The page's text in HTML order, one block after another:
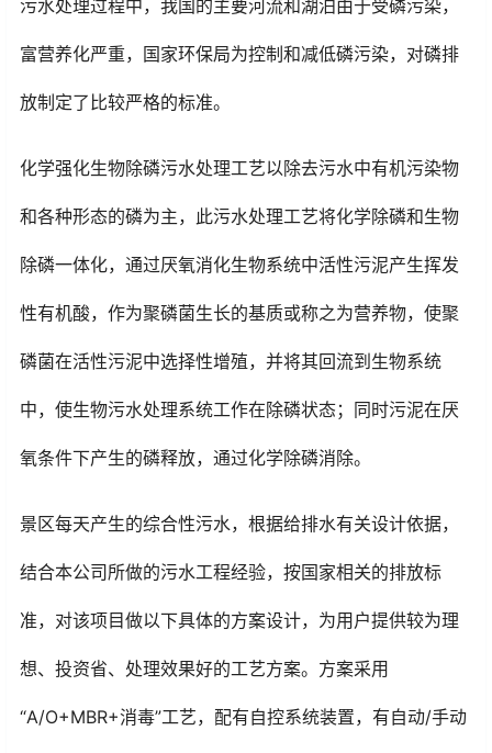
污水处理过程中，我国的主要河流和湖泊由于受磷污染，
富营养化严重，国家环保局为控制和减低磷污染，对磷排
放制定了比较严格的标准。
化学强化生物除磷污水处理工艺以除去污水中有机污染物
和各种形态的磷为主，此污水处理工艺将化学除磷和生物
除磷一体化，通过厌氧消化生物系统中活性污泥产生挥发
性有机酸，作为聚磷菌生长的基质或称之为营养物，使聚
磷菌在活性污泥中选择性增殖，并将其回流到生物系统
中，使生物污水处理系统工作在除磷状态；同时污泥在厌
氧条件下产生的磷释放，通过化学除磷消除。
景区每天产生的综合性污水，根据给排水有关设计依据，
结合本公司所做的污水工程经验，按国家相关的排放标
准，对该项目做以下具体的方案设计，为用户提供较为理
想、投资省、处理效果好的工艺方案。方案采用
“A/O+MBR+消毒”工艺，配有自控系统装置，有自动/手动